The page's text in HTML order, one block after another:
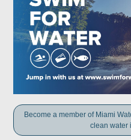
Become a member of Miami
clean water